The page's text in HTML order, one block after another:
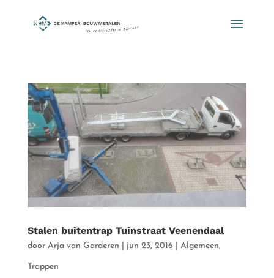
Stalen buitentrap Tuinstraat Veenendaal
door Arja van Garderen jun 23, 2016 Algemeen,
Trappen